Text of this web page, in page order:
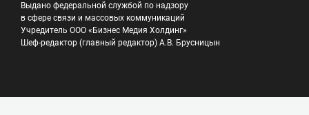
Выдано федеральной службой по надзору
в сфере связи и массовых коммуникаций
Учредитель ООО «Бизнес Медия Холдинг»
Шеф-редактор (главный редактор) А.В. Брусницын